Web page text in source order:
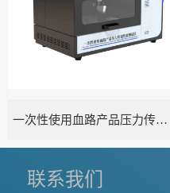
一次性使用血路产品压力传递性能测试仪
联系我们